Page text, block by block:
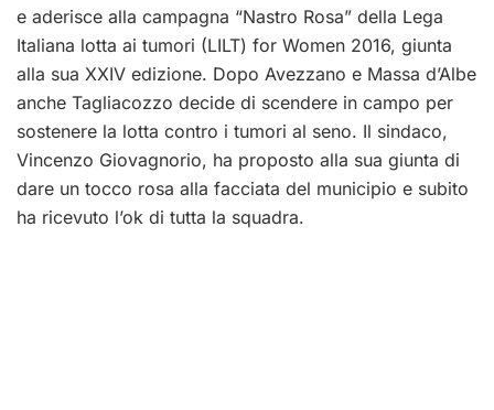
e aderisce alla campagna “Nastro Rosa” della Lega
Italiana lotta ai tumori (LILT) for Women 2016, giunta
alla sua XXIV edizione. Dopo Avezzano e Massa d’Albe
anche Tagliacozzo decide di scendere in campo per
sostenere la lotta contro i tumori al seno. Il sindaco,
Vincenzo Giovagnorio, ha proposto alla sua giunta di
dare un tocco rosa alla facciata del municipio e subito
ha ricevuto l’ok di tutta la squadra.